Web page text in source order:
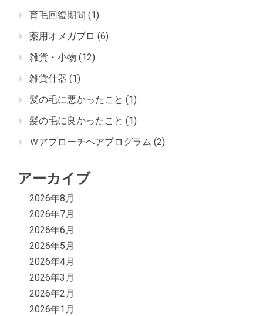
育毛回復期間 (1)
薬用オメガプロ (6)
雑貨・小物 (12)
雑貨什器 (1)
髪の毛に悪かったこと (1)
髪の毛に良かったこと (1)
Ｗアプローチヘアプログラム (2)
アーカイブ
2026年8月
2026年7月
2026年6月
2026年5月
2026年4月
2026年3月
2026年2月
2026年1月